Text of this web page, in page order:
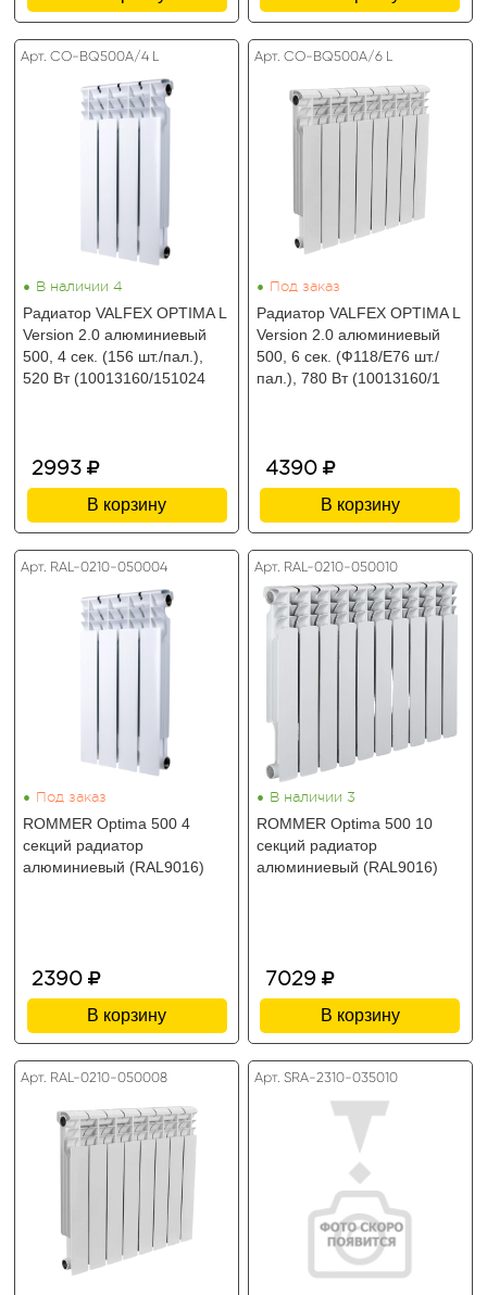
Арт. CO-BQ500A/4 L
• В наличии 4
Радиатор VALFEX OPTIMA L
Version 2.0 алюминиевый
500, 4 сек. (156 шт./пал.),
520 Вт (10013160/151024
2993
В корзину
Арт. CO-BQ500A/6 L
• Под заказ
Радиатор VALFEX OPTIMA L
Version 2.0 алюминиевый
500, 6 сек. (Ф118/Е76 шт./
пал.), 780 Вт (10013160/1
4390
В корзину
Арт. RAL-0210-050004
• Под заказ
ROMMER Optima 500 4
секций радиатор
алюминиевый (RAL9016)
2390
В корзину
Арт. RAL-0210-050010
• В наличии 3
ROMMER Optima 500 10
секций радиатор
алюминиевый (RAL9016)
7029
В корзину
Арт. RAL-0210-050008 Арт. SRA-2310-035010